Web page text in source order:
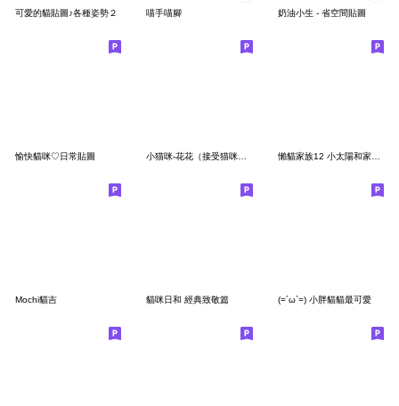
可愛的貓貼圖♪各種姿勢２ 喵手喵腳 奶油小生 - 省空間貼圖
愉快貓咪♡日常貼圖 懶貓家族12 小太陽和家人-甜蜜草莓篇
Mochi貓吉 貓咪日和 經典致敬篇 (=´ω`=) 小胖貓貓最可愛